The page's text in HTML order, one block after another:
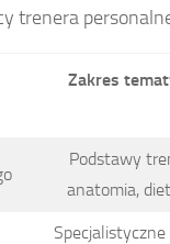
trenera
Zakres
Podstawy
anatomia,